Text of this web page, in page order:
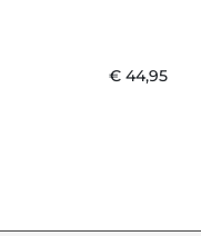
€ 44,95